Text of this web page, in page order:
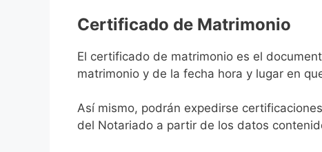
Certificado de Matrimonio
El certificado de matrimonio es el
matrimonio y de la fecha hora y lugar en
Así mismo, podrán expedirse
del Notariado a partir de los datos